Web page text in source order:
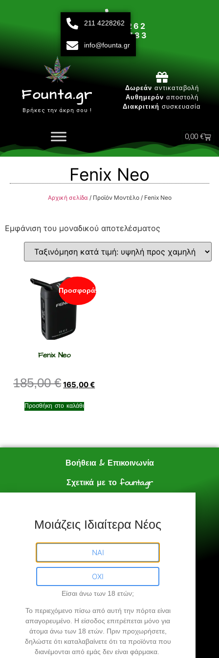
211 42 28 262
693 15 80 783
Δευτ-Παρ 10:00 - 20:00
Founta.gr
Βρήκες την άκρη σου !
Δωρεάν αντικαταβολή
Αυθημερόν αποστολή
Διακριτική συσκευασία
0,00 €
Fenix Neo
Αρχική σελίδα / Προϊόν Μοντέλο / Fenix Neo
Εμφάνιση του μοναδικού αποτελέσματος
Προσφορά!
Fenix Neo
185,00€ 165,00€
Προσθήκη στο καλάθι
Βοήθεια & Επικοινωνία
Σχετικά με το founta.gr
Πολιτική Αγορών
Founta.gr
Βρήκες την άκρη σου…
211 4228262
info@founta.gr
Μοιάζεις Ιδιαίτερα Νέος
ΝΑΙ
ΟΧΙ
Είσαι άνω των 18 ετών;
Το περιεχόμενο πίσω από αυτή την πόρτα είναι
απαγορευμένο. Η είσοδος επιτρέπεται μόνο για
άτομα άνω των 18 ετών. Πριν προχωρήσετε,
δηλώστε ότι καταλαβαίνετε ότι τα προϊόντα που
διανέμονται από εμάς δεν είναι φάρμακα.